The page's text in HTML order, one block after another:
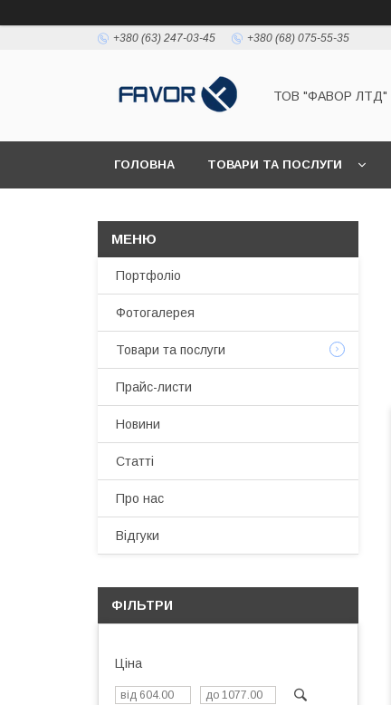
+380 (63) 247-03-45 +380 (68) 075-55-35
ТОВ "ФАВОР ЛТД"
ГОЛОВНА ТОВАРИ ТА ПОСЛУГИ
Портфоліо
Фотогалерея
Товари та послуги
Прайс-листи
Новини
Статті
Про нас
Відгуки
ФІЛЬТРИ
Ціна